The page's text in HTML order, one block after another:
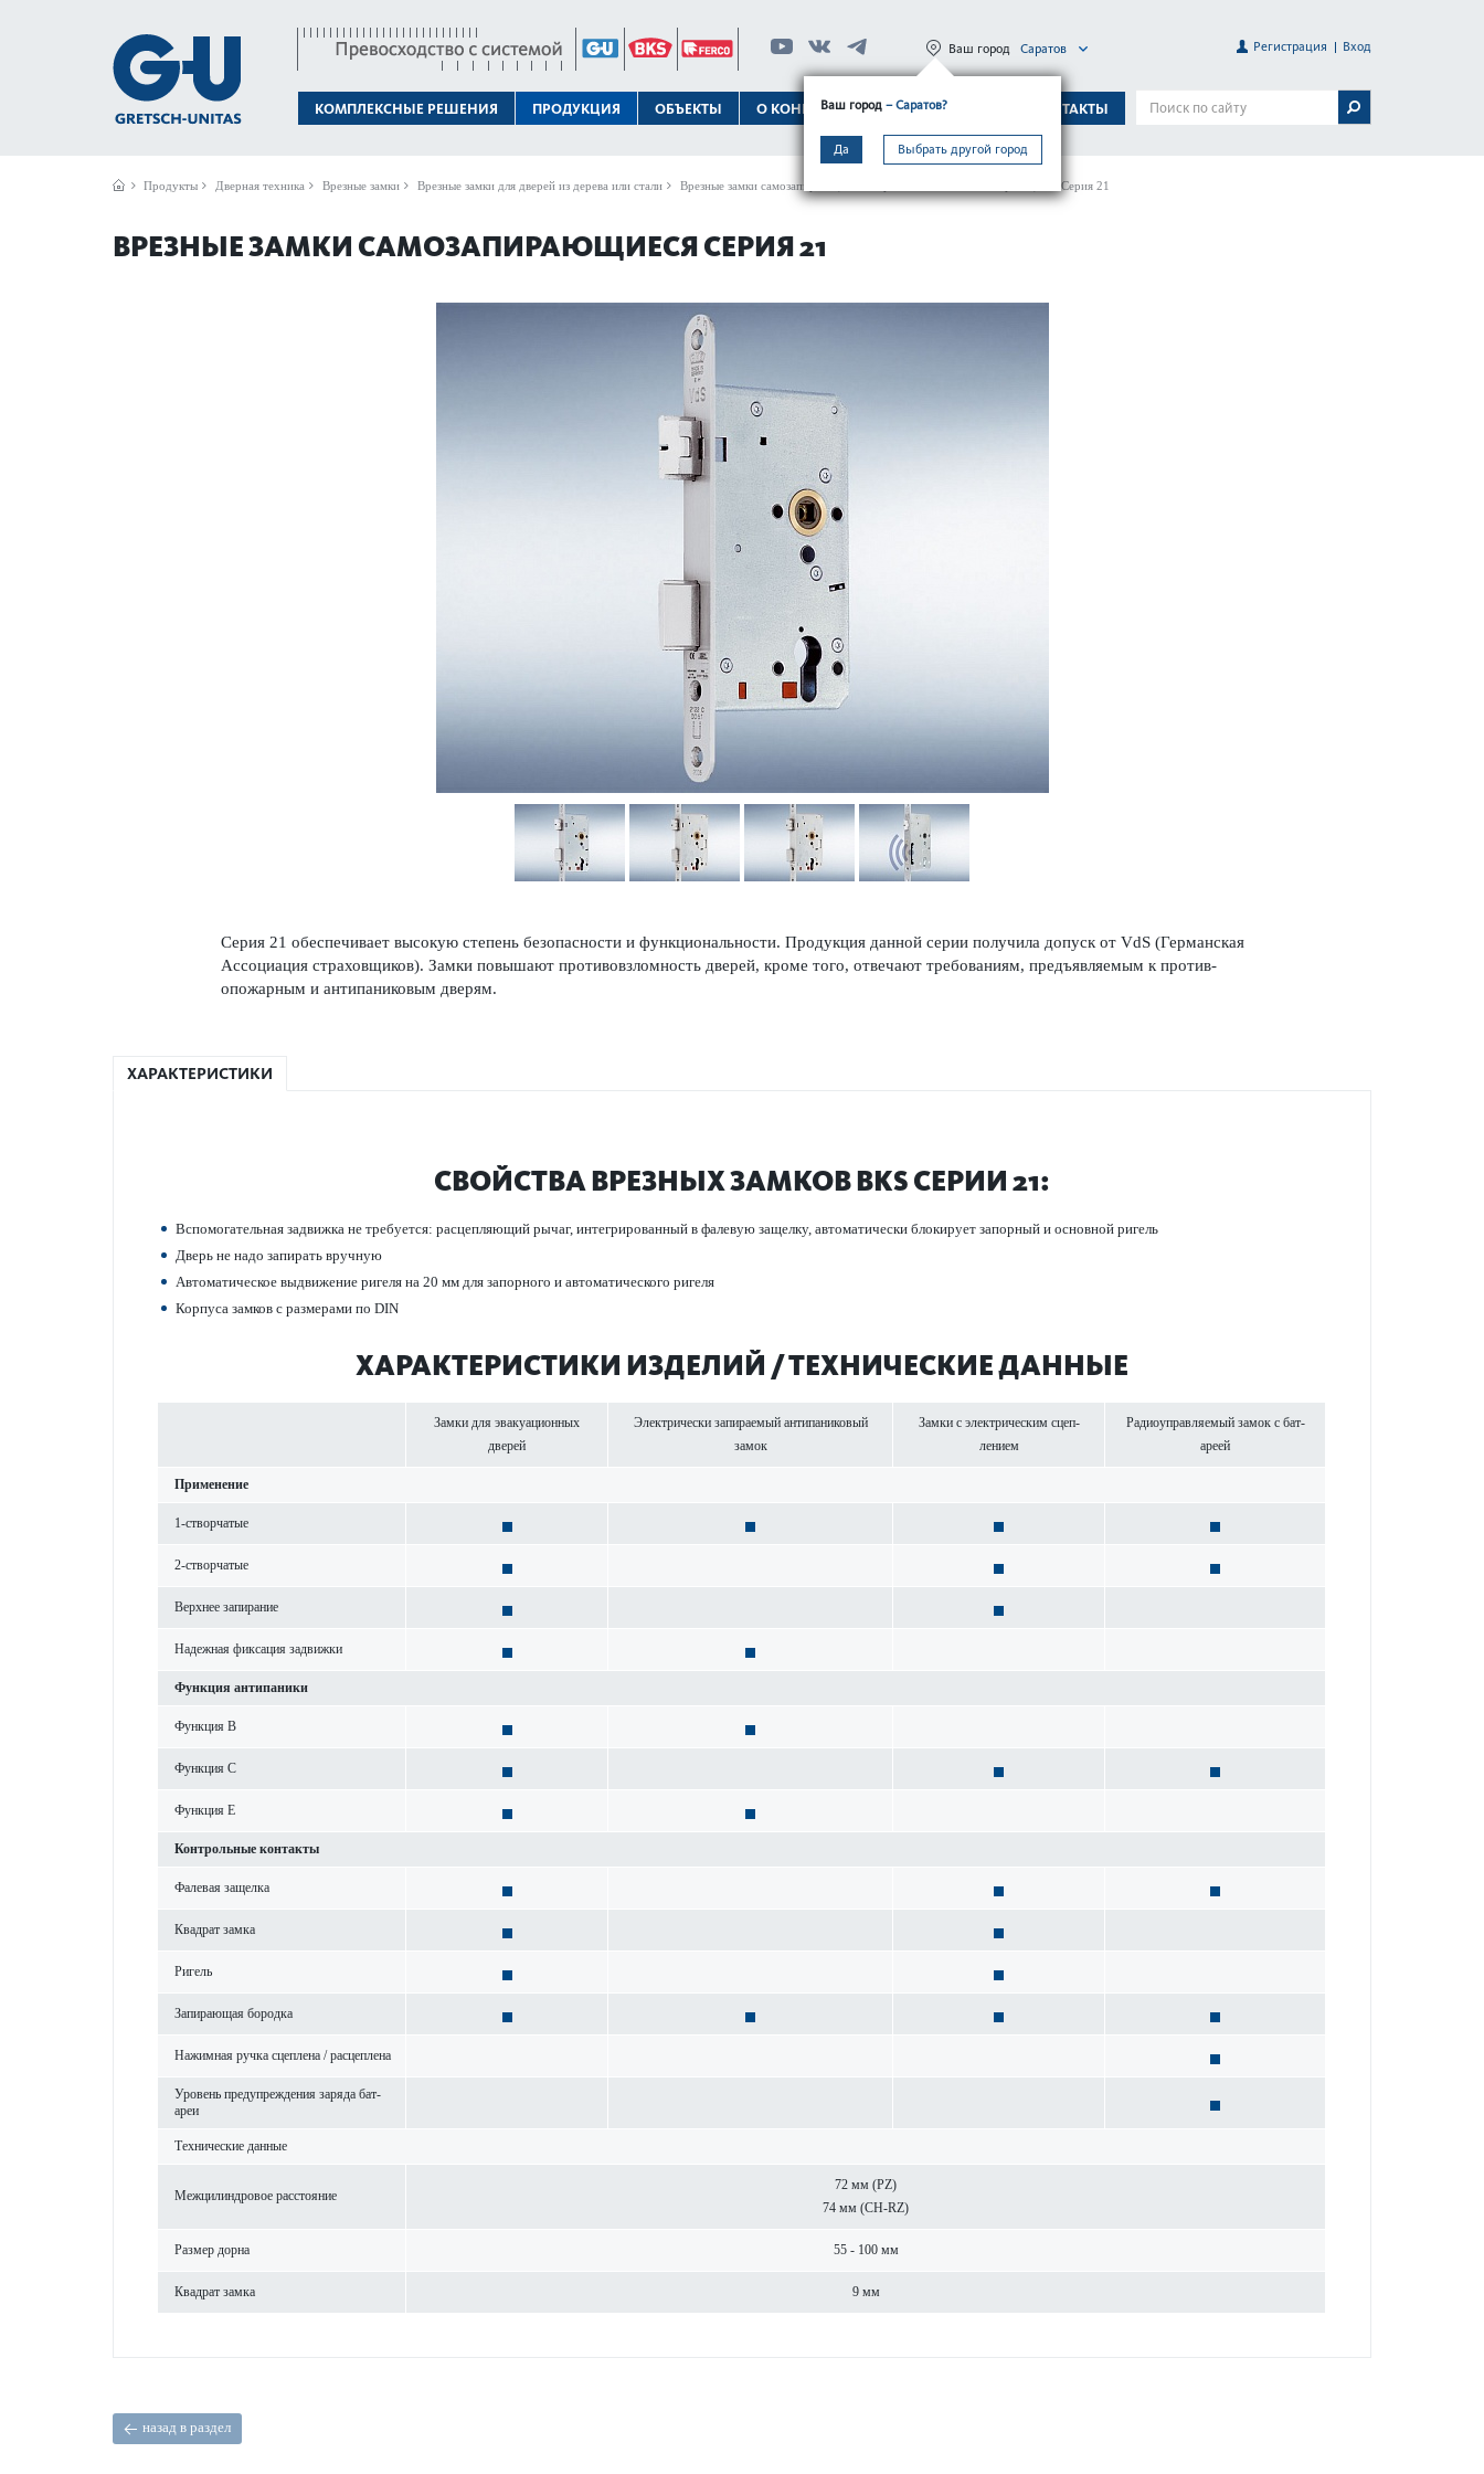
КОМПЛЕКСНЫЕ РЕШЕНИЯ ПРОДУКЦИЯ ОБЪЕКТЫ О КОНЦЕРНЕ ТЕХПОДДЕРЖКА КОНТАКТЫ
Ваш город – Саратов?
Да Выбрать другой город
Ваш город Саратов Регистрация Вход
Продукты Дверная техника Врезные замки Врезные замки для дверей из дерева или стали Врезные замки самозапи­рающиеся Врезные замки самозапи­рающиеся Серия 21
ВРЕЗНЫЕ ЗАМКИ САМОЗАПИРАЮЩИЕСЯ СЕРИЯ 21
Серия 21 обеспечивает высокую степень безоп­асности и функцио­н­альности. Продукция данной серии получила допуск от VdS (Германская
Ассоциация страховщиков). Замки повышают против­овзломность дверей, кроме того, отве­чают требованиям, предъявляемым к против­
опожарным и антипани­к­овым дверям.
ХАРАКТЕРИСТИКИ
СВОЙСТВА ВРЕЗНЫХ ЗАМКОВ BKS СЕРИИ 21:
Вспомогательная задвижка не требуется: расцепляющий рычаг, интегриро­ванный в фал­евую защелку, автом­ат­ически блокирует запорный и основной ригель
Дверь не надо запирать вручную
Автом­ат­ическое выдвижение ригеля на 20 мм для запорного и автом­ат­ичес­кого ригеля
Корпуса замков с размерами по DIN
ХАР­АКТЕР­И­С­ТИКИ ИЗДЕЛИЙ / ТЕХНИЧЕСКИЕ ДАННЫЕ
Замки для эвакуацио­нных
дверей
Электрически запираемый антипани­к­овый
замок
Замки с электрическим сцеп­
лением
Радиоуправляемый замок с бат­
ареей
Применение
1-створ­чатые
2-створ­чатые
Верхнее запирание
Надежная фиксация задвижки
Функция антипаники
Функция B
Функция С
Функция Е
Контрольные контакты
Фал­евая защелка
Квадрат замка
Ригель
Запи­рающая бор­одка
Нажимная ручка сцеп­лена / расцеп­лена
Уровень предупрежд­ения заряда бат­
ареи
Технические данные
Межцилиндровое расстояние
72 мм (PZ)
74 мм (CH-RZ)
Размер дорна 55 - 100 мм
Квадрат замка 9 мм
назад в раздел